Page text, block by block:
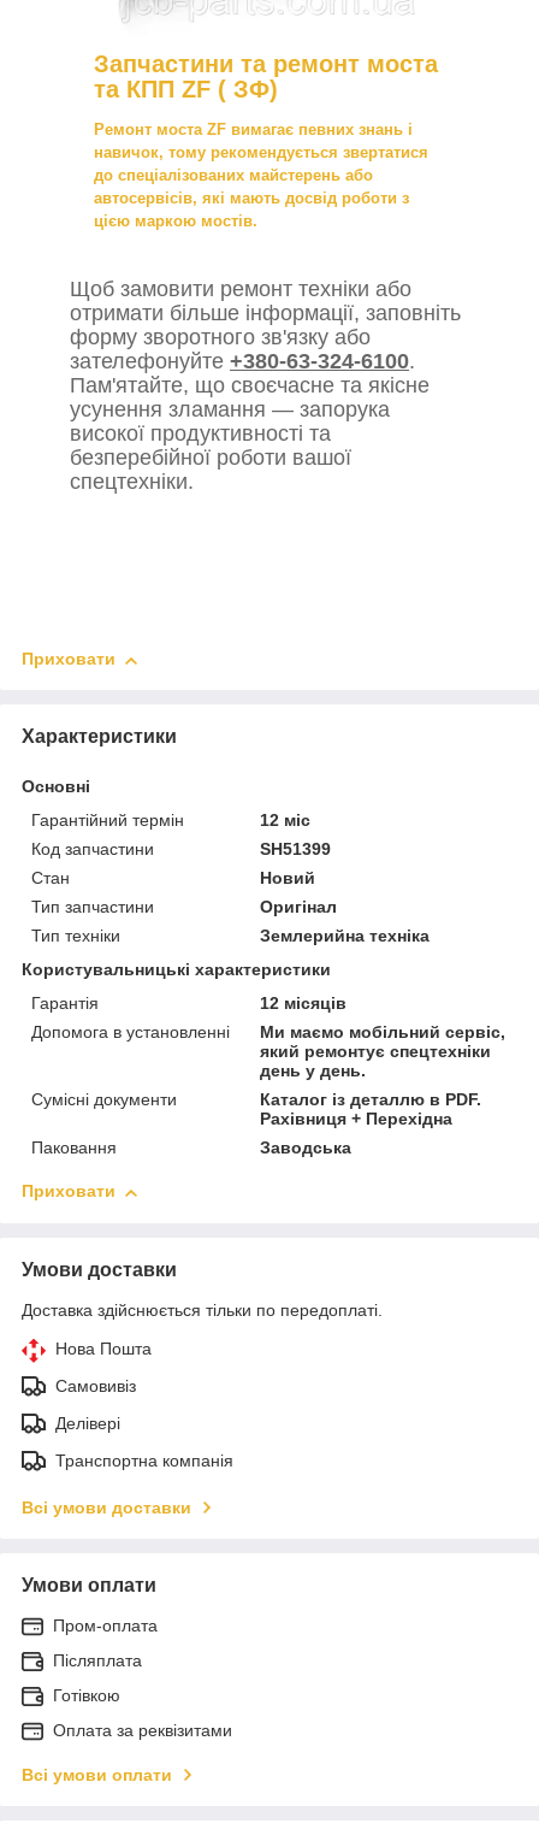
Запчастини та ремонт моста
та КПП ZF ( ЗФ)
Ремонт моста ZF вимагає певних знань і
навичок, тому рекомендується звертатися
до спеціалізованих майстерень або
автосервісів, які мають досвід роботи з
цією маркою мостів.
Щоб замовити ремонт техніки або
отримати більше інформації, заповніть
форму зворотного зв'язку або
зателефонуйте +380-63-324-6100.
Пам'ятайте, що своєчасне та якісне
усунення зламання — запорука
високої продуктивності та
безперебійної роботи вашої
спецтехніки.
Приховати
Характеристики
Основні
Гарантійний термін
12 міс
Код запчастини
SH51399
Стан
Новий
Тип запчастини
Оригінал
Тип техніки
Землерийна техніка
Користувальницькі характеристики
Гарантія
12 місяців
Допомога в установленні
Ми маємо мобільний сервіс,
який ремонтує спецтехніки
день у день.
Сумісні документи
Каталог із деталлю в PDF.
Рахівниця + Перехідна
Паковання
Заводська
Приховати
Умови доставки
Доставка здійснюється тільки по передоплаті.
Нова Пошта
Самовивіз
Делівері
Транспортна компанія
Всі умови доставки
Умови оплати
Пром-оплата
Післяплата
Готівкою
Оплата за реквізитами
Всі умови оплати